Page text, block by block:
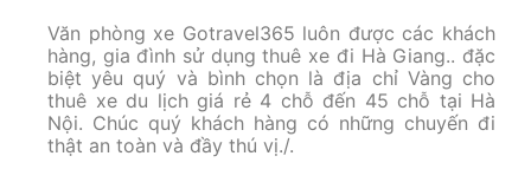
Văn phòng xe Gotravel365 luôn được các khách
hàng, gia đình sử dụng thuê xe đi Hà Giang.. đặc
biệt yêu quý và bình chọn là địa chỉ Vàng cho
thuê xe du lịch giá rẻ 4 chỗ đến 45 chỗ tại Hà
Nội. Chúc quý khách hàng có những chuyến đi
thật an toàn và đầy thú vị./.